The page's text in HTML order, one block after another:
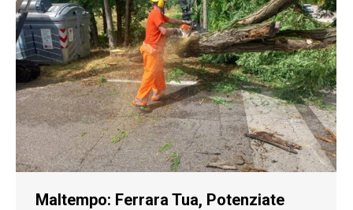
Maltempo: Ferrara Tua, Potenziate